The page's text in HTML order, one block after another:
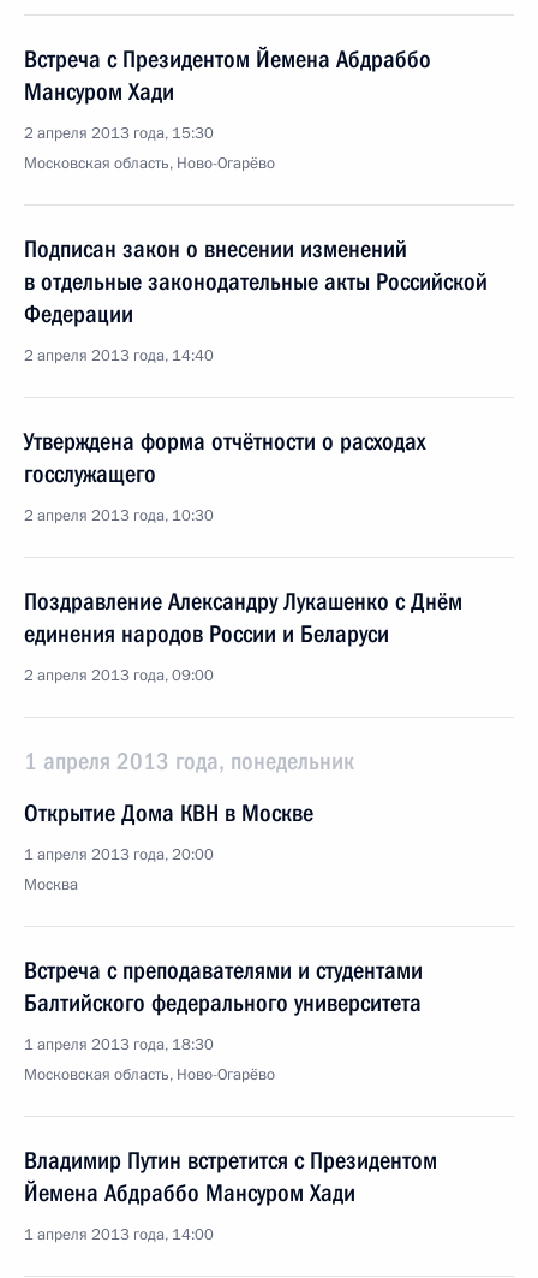
Встреча с Президентом Йемена Абдраббо
Мансуром Хади
2 апреля 2013 года, 15:30
Московская область, Ново-Огарёво
Подписан закон о внесении изменений
в отдельные законодательные акты Российской
Федерации
2 апреля 2013 года, 14:40
Утверждена форма отчётности о расходах
госслужащего
2 апреля 2013 года, 10:30
Поздравление Александру Лукашенко с Днём
единения народов России и Беларуси
2 апреля 2013 года, 09:00
1 апреля 2013 года, понедельник
Открытие Дома КВН в Москве
1 апреля 2013 года, 20:00
Москва
Встреча с преподавателями и студентами
Балтийского федерального университета
1 апреля 2013 года, 18:30
Московская область, Ново-Огарёво
Владимир Путин встретится с Президентом
Йемена Абдраббо Мансуром Хади
1 апреля 2013 года, 14:00